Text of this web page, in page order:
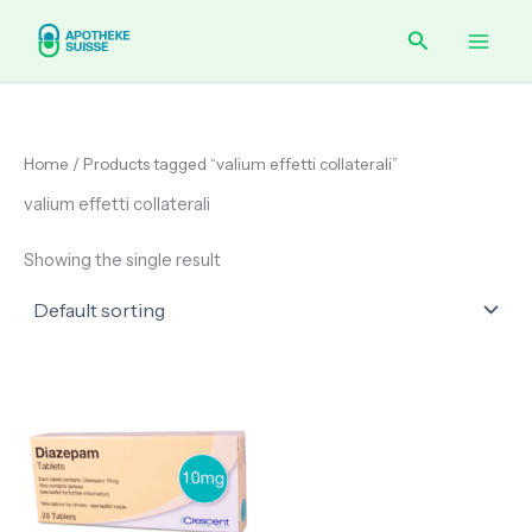
content
Search
Home / Products tagged “valium effetti collaterali”
valium effetti collaterali
Showing the single result